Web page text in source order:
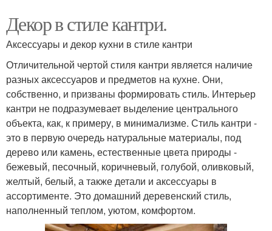
Декор в стиле кантри.
Аксессуары и декор кухни в стиле кантри
Отличительной чертой стиля кантри является наличие
разных аксессуаров и предметов на кухне. Они,
собственно, и призваны формировать стиль. Интерьер
кантри не подразумевает выделение центрального
объекта, как, к примеру, в минимализме. Стиль кантри -
это в первую очередь натуральные материалы, под
дерево или камень, естественные цвета природы -
бежевый, песочный, коричневый, голубой, оливковый,
желтый, белый, а также детали и аксессуары в
ассортименте. Это домашний деревенский стиль,
наполненный теплом, уютом, комфортом.